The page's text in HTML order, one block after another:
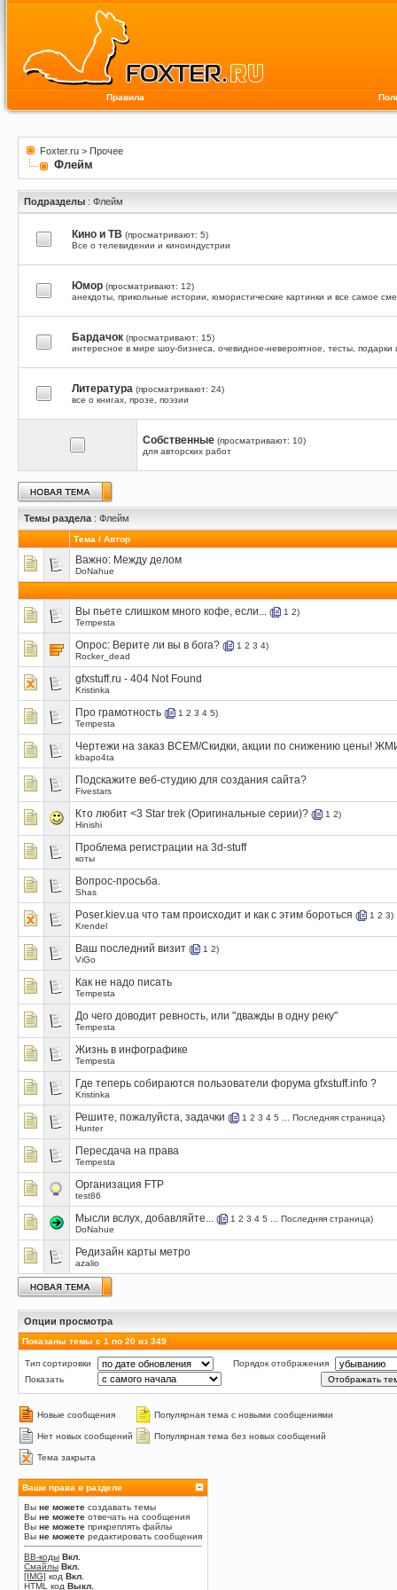
Правила
Foxter.ru > Прочее
Флейм
Подразделы : Флейм
Кино и ТВ (просматривают: 5)
Все о телевидении и киноиндустрии
Юмор (просматривают: 12)
анекдоты, прикольные истории, юмористические картинки и все самое
Бардачок (просматривают: 15)
интересное в мире шоу-бизнеса, очевидное-невероятное, тесты, подарки
Литература (просматривают: 24)
все о книгах, прозе, поэзии
Собственные (просматривают: 10)
для авторских работ
Темы раздела : Флейм
Тема / Автор
Важно: Между делом
DoNahue
Вы пьете слишком много кофе, если... ( 1 2)
Tempesta
Опрос: Верите ли вы в бога? ( 1 2 3 4)
Rocker_dead
gfxstuff.ru - 404 Not Found
Kristinka
Про грамотность ( 1 2 3 4 5)
Tempesta
Чертежи на заказ ВСЕМ/Скидки, акции по снижению цены!
kbapo4ta
Подскажите веб-студию для создания сайта?
Fivestars
Кто любит <3 Star trek (Оригинальные серии)? ( 1 2)
Hinishi
Проблема регистрации на 3d-stuff
коты
Вопрос-просьба.
Shas
Poser.kiev.ua что там происходит и как с этим бороться ( 1 2 3)
Krendel
Ваш последний визит ( 1 2)
ViGo
Как не надо писать
Tempesta
До чего доводит ревность, или "дважды в одну реку"
Tempesta
Жизнь в инфографике
Tempesta
Где теперь собираются пользователи форума gfxstuff.info ?
Kristinka
Решите, пожалуйста, задачки ( 1 2 3 4 5 Последняя страница)
Hunter
Пересдача на права
Tempesta
Организация FTP
test86
Мысли вслух, добавляйте... ( 1 2 3 4 5 Последняя страница)
DoNahue
Редизайн карты метро
azalio
Опции просмотра
Показаны темы с 1 по 20 из 349
Тип сортировки
Порядок отображения
Показать
Новые сообщения Популярная тема с новыми сообщениями
Нет новых сообщений Популярная тема без новых сообщений
Тема закрыта
Ваши права в разделе
Вы не можете создавать темы
Вы не можете отвечать на сообщения
Вы не можете прикреплять файлы
Вы не можете редактировать сообщения
BB-коды Вкл.
Смайлы Вкл.
[IMG] код Вкл.
HTML код Выкл.